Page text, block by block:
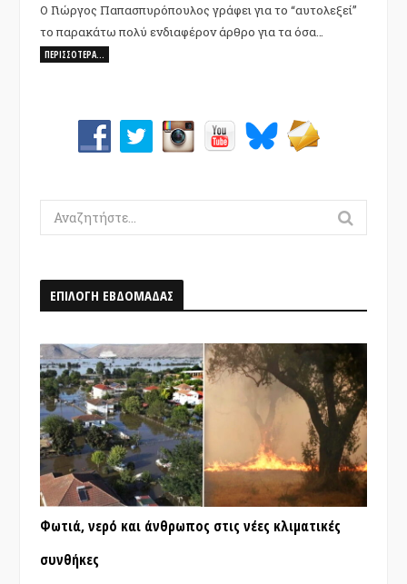
Ο Γιώργος Παπασπυρόπουλος γράφει για το “αυτολεξεί”
το παρακάτω πολύ ενδιαφέρον άρθρο για τα όσα…
ΠΕΡΙΣΣΌΤΕΡΑ…
Search
for:
ΕΠΙΛΟΓΗ ΕΒΔΟΜΑΔΑΣ
Φωτιά, νερό και άνθρωπος στις νέες κλιματικές
συνθήκες